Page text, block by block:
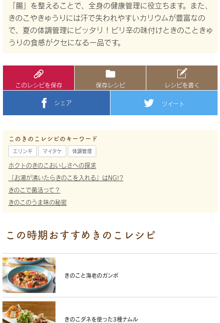
「腸」を整えることで、全身の健康管理に役立ちます。また、
きのこやきゅうりには汗で失われやすいカリウムが豊富なの
で、夏の体調管理にピッタリ！ピリ辛の味付けときのこときゅ
うりの食感がクセになる一品です。
このレシピを保存 保存レシピ レシピを書く
シェア ツイート
このきのこレシピのキーワード
エリンギ マイタケ 体調管理
ホクトのきのこおいしさへの探求
「お湯が沸いたらきのこを入れる」はNG!?
きのこで菌活って？
きのこのうま味の秘密
この時期おすすめきのこレシピ
きのこと海老のガンボ
きのこダネを使った3種ナムル